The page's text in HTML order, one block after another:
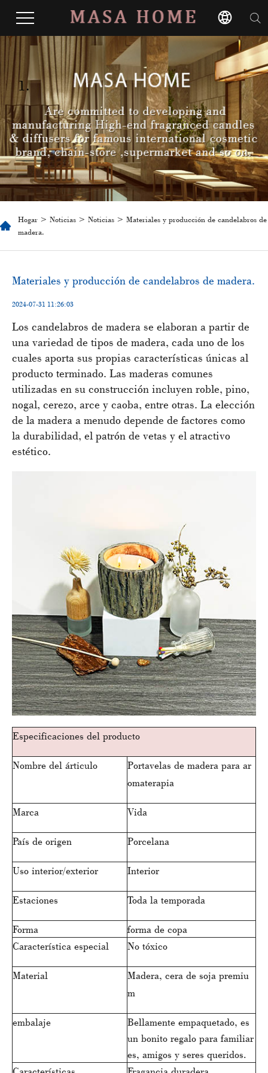
1.
Hogar > Noticias > Noticias > Materiales y producción de candelabros de
madera.
​Materiales y producción de candelabros de madera.
2024-07-31 11:26:03
Los candelabros de madera se elaboran a partir de
una variedad de tipos de madera, cada uno de los
cuales aporta sus propias características únicas al
producto terminado. Las maderas comunes
utilizadas en su construcción incluyen roble, pino,
nogal, cerezo, arce y caoba, entre otras. La elección
de la madera a menudo depende de factores como
la durabilidad, el patrón de vetas y el atractivo
estético.
Especificaciones del producto
Nombre del árticulo
Portavelas de madera para ar
omaterapia
Marca Vida
País de origen Porcelana
Uso interior/exterior Interior
Estaciones Toda la temporada
Forma
forma de copa
Característica especial
No tóxico
Material
Madera, cera de soja premiu
m
embalaje
Bellamente empaquetado, es
un bonito regalo para familiar
es, amigos y seres queridos.